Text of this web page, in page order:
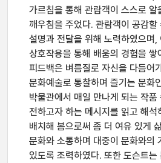
가르침을 통해 관람객이 스스로 알
깨우침을 주었다. 관람객이 공감할
설명과 전달을 위해 노력하였으며,
상호작용을 통해 배움의 경험을 쌓
피드백은 벼름질로 자신을 다듬어
문화예술로 통찰하며 즐기는 문화
박물관에서 매일 만나게 되는 작
전하고자 하는 메시지를 읽고 해석
배치해 봄으로써 좀 더 여유 있게
문화와 소통하며 대중이 문화와의
있도록 조력하였다. 또한 도슨트는